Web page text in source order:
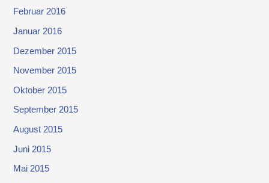
Februar 2016
Januar 2016
Dezember 2015
November 2015
Oktober 2015
September 2015
August 2015
Juni 2015
Mai 2015